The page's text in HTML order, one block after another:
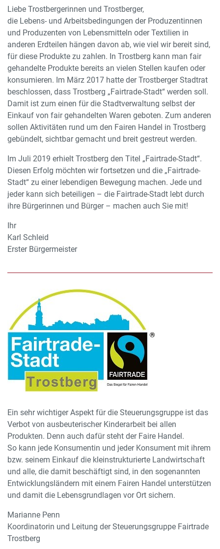
Liebe Trostbergerinnen und Trostberger,
die Lebens- und Arbeitsbedingungen der Produzentinnen
und Produzenten von Lebensmitteln oder Textilien in
anderen Erdteilen hängen davon ab, wie viel wir bereit sind,
für diese Produkte zu zahlen. In Trostberg kann man fair
gehandelte Produkte bereits an vielen Stellen kaufen oder
konsumieren. Im März 2017 hatte der Trostberger Stadtrat
beschlossen, dass Trostberg „Fairtrade-Stadt“ werden soll.
Damit ist zum einen für die Stadtverwaltung selbst der
Einkauf von fair gehandelten Waren geboten. Zum anderen
sollen Aktivitäten rund um den Fairen Handel in Trostberg
gebündelt, sichtbar gemacht und breit gestreut werden.
Im Juli 2019 erhielt Trostberg den Titel „Fairtrade-Stadt“.
Diesen Erfolg möchten wir fortsetzen und die „Fairtrade-
Stadt“ zu einer lebendigen Bewegung machen. Jede und
jeder kann sich beteiligen – die Fairtrade-Stadt lebt durch
ihre Bürgerinnen und Bürger – machen auch Sie mit!
Ihr
Karl Schleid
Erster Bürgermeister
Ein sehr wichtiger Aspekt für die Steuerungsgruppe ist das
Verbot von ausbeuterischer Kinderarbeit bei allen
Produkten. Denn auch dafür steht der Faire Handel.
So kann jede Konsumentin und jeder Konsument mit ihrem
bzw. seinem Einkauf die kleinstrukturierte Landwirtschaft
und alle, die damit beschäftigt sind, in den sogenannten
Entwicklungsländern mit einem Fairen Handel unterstützen
und damit die Lebensgrundlagen vor Ort sichern.
Marianne Penn
Koordinatorin und Leitung der Steuerungsgruppe Fairtrade
Trostberg